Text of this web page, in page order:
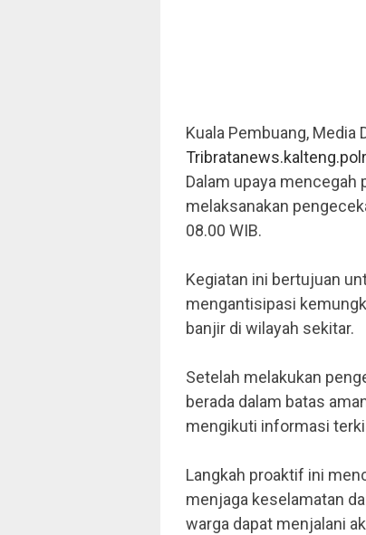
Kuala Pembuang, Media
Dalam upaya mencegah
melaksanakan
08.00 WIB.
Kegiatan ini bertujuan
mengantisipasi
banjir di wilayah sekitar.
Setelah melakukan
berada dalam batas
mengikuti informasi
Langkah proaktif ini
menjaga keselamatan
warga dapat menjalani